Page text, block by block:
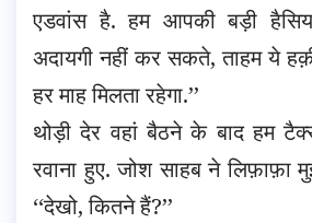
एडवांस है. हम आपकी बड़ी
अदायगी नहीं कर सकते, ताहम ये
हर माह मिलता रहेगा.’’
थोड़ी देर वहां बैठने के बाद हम
रवाना हुए. जोश साहब ने
‘‘देखो, कितने हैं?’’